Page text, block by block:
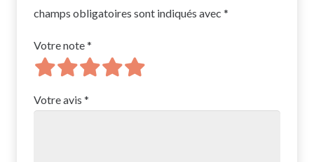
champs obligatoires sont indiqués avec *
Votre note*
Votre avis *